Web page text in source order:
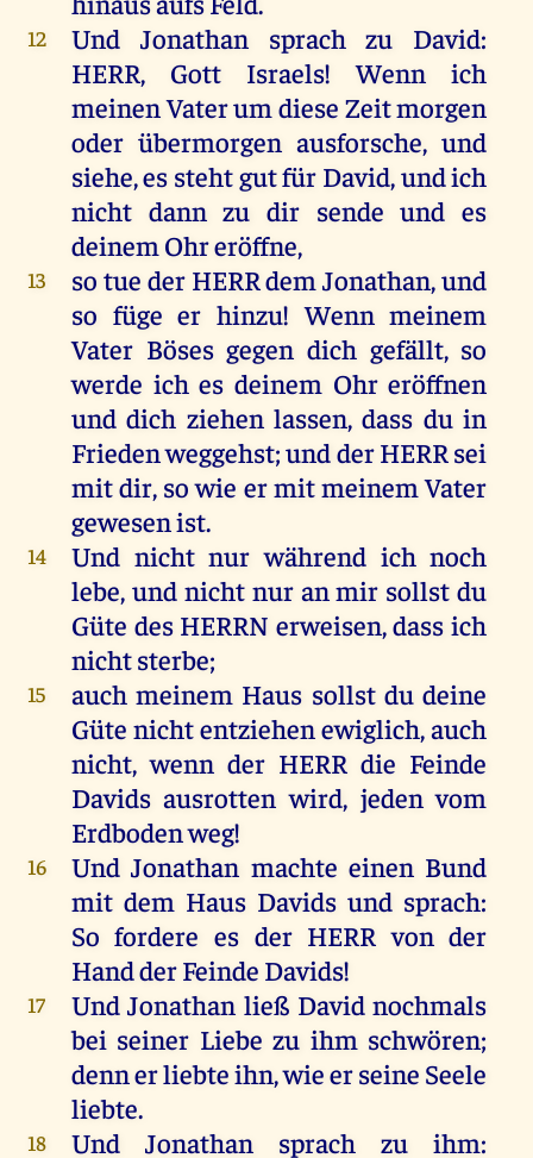
12 Und Jonathan sprach zu David:
HERR, Gott Israels!Wenn
ich
meinenVaterum diese Zeitmorgen
oderübermorgen ausforsche,und
siehe,es stehtgutfür David,undich
nicht dann zu dir sende und es
deinem Ohreröffne,
13 so tue der HERRdem Jonathan,und
so fügeer hinzu!Wenn meinem
Vater Böses gegen dich gefällt, so
werde ich es deinem Ohr eröffnen
und dich ziehen lassen, dass du in
Friedenweggehst;undderHERRsei
mitdir, so wie ermitmeinem Vater
gewesenist.
14 Und nicht nur während ich noch
lebe, und nicht nur an mir sollst du
Güte des HERRN erweisen, dassich
nichtsterbe;
15 auch meinem Haus sollst du deine
Güte nichtentziehenewiglich,auch
nicht,wenn der HERR die Feinde
Davids ausrotten wird, jeden vom
Erdbodenweg!
16 Und Jonathan machte einen Bund
mit dem Haus Davids und sprach:
So fordere es der HERR von der
HandderFeinde Davids!
17 Und Jonathan ließ Davidnochmals
bei seiner Liebe zu ihm schwören;
dennerliebteihn,wieerseine Seele
liebte.
18 Und Jonathan sprach zu ihm: